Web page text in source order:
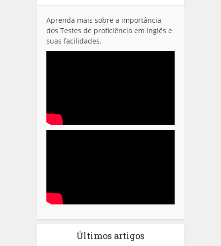
Aprenda mais sobre a importância
dos Testes de proficiência em Inglês e
suas facilidades.
Últimos artigos